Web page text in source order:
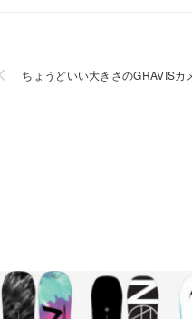
ちょうどいい大きさのGRAVISカ